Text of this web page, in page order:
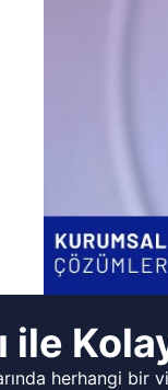
ile
herhangi bir